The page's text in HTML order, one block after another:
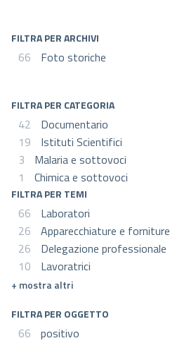
FILTRA PER ARCHIVI
66 Foto storiche
FILTRA PER CATEGORIA
42
Documentario
19
Istituti Scientifici
3
Malaria e sottovoci
1
Chimica e sottovoci
FILTRA PER TEMI
66
Laboratori
26
Apparecchiature e forniture
26
Delegazione professionale
10
Lavoratrici
mostra altri
FILTRA PER OGGETTO
66 positivo